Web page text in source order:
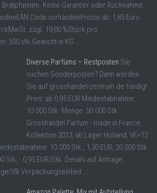
Bratpfannen. Keine Garantier oder Rücknahme.
Code vorhandenPreise ab: 1,85 Euro
zzgl. 19,00 %Stück pro
500 stk.Gewicht in KG ...
Diverse Parfüms – Restposten Sie
suchen Sonderposten? Dann werden
Sie auf grosshandel-zentrum.de fündig!
Preis: ab 0,95 EUR Mindestabnahme:
10.000 Stk. Menge: 50.000 Stk.
Grosshandel Parfum - made in France,
Kollektion 2013, ab Lager Holland, VE=12
10.000 Stk., 1,30 EUR; 20.000 Stk.
Stk. - 0,95 EUR/Stk. Details auf Anfrage.
VB Verpackungseinheit ...